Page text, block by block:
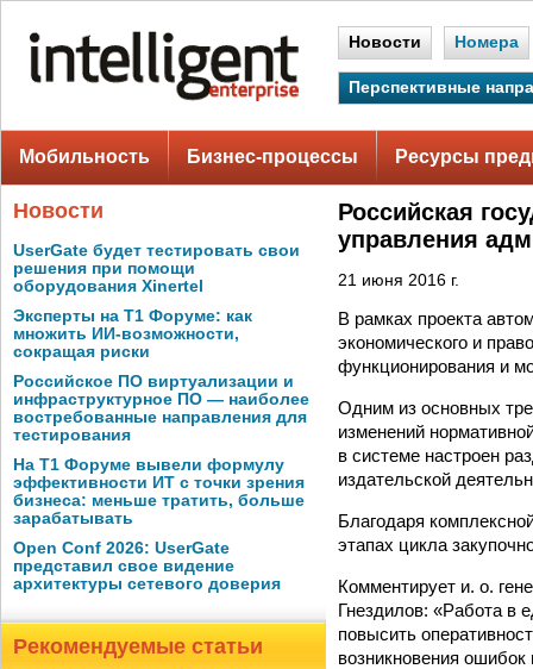
Новости Номера
Перспективные
Мобильность Бизнес-процессы Ресурсы
Новости
UserGate будет тестировать свои
решения при помощи
оборудования Xinertel
Эксперты на Т1 Форуме: как
множить ИИ-возможности,
сокращая риски
Российское ПО виртуализации и
инфраструктурное ПО — наиболее
востребованные направления для
тестирования
На Т1 Форуме вывели формулу
эффективности ИТ с точки зрения
бизнеса: меньше тратить, больше
зарабатывать
Open Conf 2026: UserGate
представил свое видение
архитектуры сетевого доверия
Рекомендуемые статьи
Российская
управления
21 июня 2016 г.
В рамках проекта
экономического и
функционирования и
Одним из основных
изменений
в системе настроен
издательской
Благодаря
этапах цикла
Комментирует и. о.
Гнездилов: «Работа в
повысить
возникновения